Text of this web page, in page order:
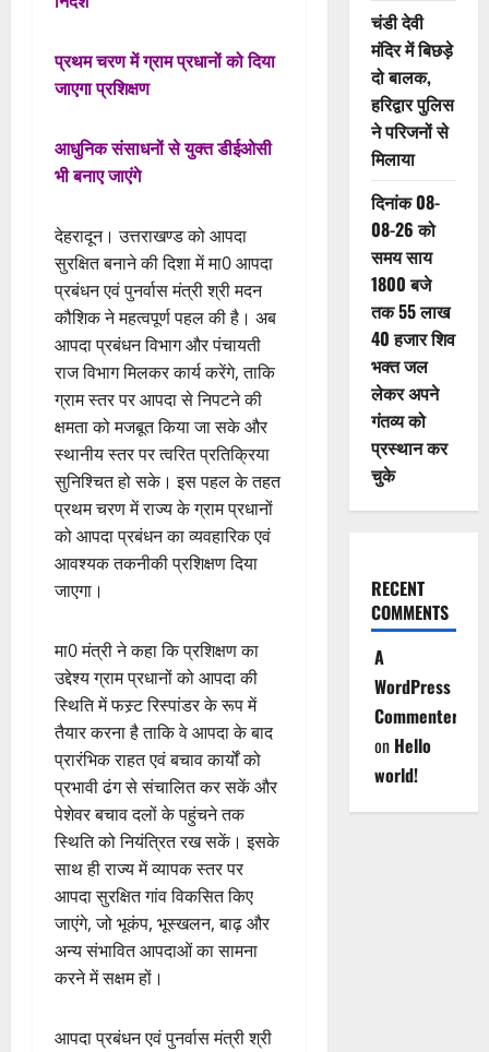
प्रथम चरण में ग्राम प्रधानों को दिया
जाएगा प्रशिक्षण
आधुनिक संसाधनों से युक्त डीईओसी
भी बनाए जाएंगे
देहरादून। उत्तराखण्ड को आपदा
सुरक्षित बनाने की दिशा में मा0 आपदा
प्रबंधन एवं पुनर्वास मंत्री श्री मदन
कौशिक ने महत्वपूर्ण पहल की है। अब
आपदा प्रबंधन विभाग और पंचायती
राज विभाग मिलकर कार्य करेंगे, ताकि
ग्राम स्तर पर आपदा से निपटने की
क्षमता को मजबूत किया जा सके और
स्थानीय स्तर पर त्वरित प्रतिक्रिया
सुनिश्चित हो सके। इस पहल के तहत
प्रथम चरण में राज्य के ग्राम प्रधानों
को आपदा प्रबंधन का व्यवहारिक एवं
आवश्यक तकनीकी प्रशिक्षण दिया
जाएगा।
मा0 मंत्री ने कहा कि प्रशिक्षण का
उद्देश्य ग्राम प्रधानों को आपदा की
स्थिति में फस्र्ट रिस्पांडर के रूप में
तैयार करना है ताकि वे आपदा के बाद
प्रारंभिक राहत एवं बचाव कार्यों को
प्रभावी ढंग से संचालित कर सकें और
पेशेवर बचाव दलों के पहुंचने तक
स्थिति को नियंत्रित रख सकें। इसके
साथ ही राज्य में व्यापक स्तर पर
आपदा सुरक्षित गांव विकसित किए
जाएंगे, जो भूकंप, भूस्खलन, बाढ़ और
अन्य संभावित आपदाओं का सामना
करने में सक्षम हों।
आपदा प्रबंधन एवं पुनर्वास मंत्री श्री
चंडी देवी
मंदिर में बिछड़े
दो बालक,
हरिद्वार पुलिस
ने परिजनों से
मिलाया
दिनांक 08-
08-26 को
समय साय
1800 बजे
तक 55 लाख
40 हजार शिव
भक्त जल
लेकर अपने
गंतव्य को
प्रस्थान कर
चुके
RECENT
COMMENTS
A
WordPress
Commenter
on Hello
world!